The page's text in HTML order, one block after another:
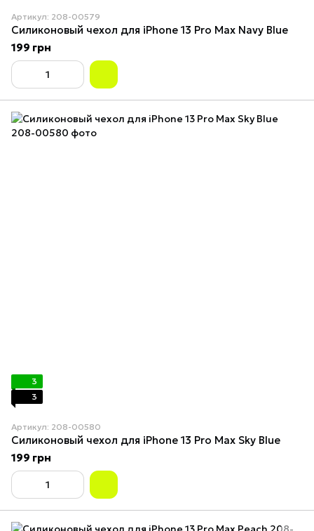
Артикул: 208-00579
Силиконовый чехол для iPhone 13 Pro Max Navy Blue
199 грн
3
3
Артикул: 208-00580
Силиконовый чехол для iPhone 13 Pro Max Sky Blue
199 грн